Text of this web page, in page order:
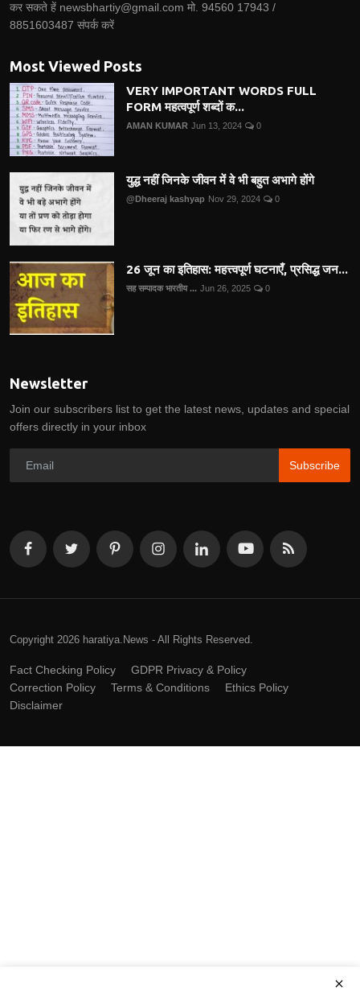
कर सकते हें newsbhartiy@gmail.com मो. 94560 17943 /
8851603487 संपर्क करें
Most Viewed Posts
VERY IMPORTANT WORDS FULL
FORM महत्वपूर्ण शब्दों क...
AMAN KUMAR Jun 13, 2024 0
युद्ध नहीं जिनके जीवन में वे भी बहुत अभागे होंगे
@Dheeraj kashyap Nov 29, 2024 0
26 जून का इतिहास: महत्त्वपूर्ण घटनाएँ, प्रसिद्ध जन...
सह सम्पादक भारतीय ... Jun 26, 2025 0
Newsletter
Join our subscribers list to get the latest news, updates and special
offers directly in your inbox
Subscribe
Copyright 2026 haratiya.News - All Rights Reserved.
Fact Checking Policy
GDPR Privacy & Policy
Correction Policy
Terms & Conditions
Ethics Policy
Disclaimer